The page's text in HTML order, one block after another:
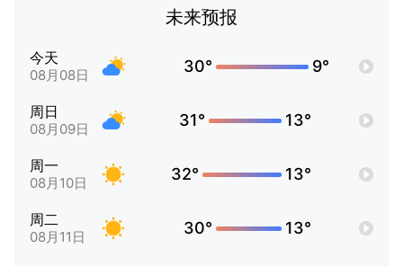
未来预报
今天
08月08日 30° 9°
周日
08月09日 31° 13°
周一
08月10日 32° 13°
周二
08月11日 30° 13°